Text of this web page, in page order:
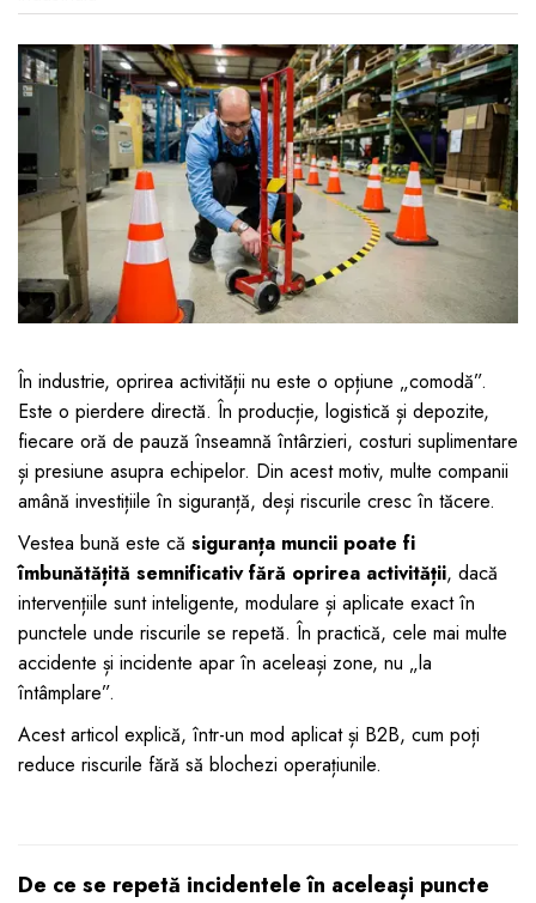
Produse de protecție
mobilier industrial
Bandă avertizare
Accesorii Cărucioare
Set protecții copii
Scaune auto copii
Siguranță auto copii
Tapet protector perete
camera copiilor
Incălzitoare biberoane
Termosuri, recipiente
mâncare pentru copii
Suzete bebe
Termometre copii
Căști antifonice copii și
dopuri de urechi
Produse îngrijire copii
Igiena copii
Jocuri de familie sau grup
Masinute, avioane,
motociclete
Jocuri de pictura si desen
Jucarii muzicale
Jucării educative copii
Biciclete și Triciclete
În industrie, oprirea activității nu este o opțiune „comodă”.
Este o pierdere directă. În producție, logistică și depozite,
fiecare oră de pauză înseamnă întârzieri, costuri suplimentare
și presiune asupra echipelor. Din acest motiv, multe companii
amână investițiile în siguranță, deși riscurile cresc în tăcere.
Vestea bună este că siguranța muncii poate fi
îmbunătățită semnificativ fără oprirea activității, dacă
intervențiile sunt inteligente, modulare și aplicate exact în
punctele unde riscurile se repetă. În practică, cele mai multe
accidente și incidente apar în aceleași zone, nu „la
întâmplare”.
Acest articol explică, într-un mod aplicat și B2B, cum poți
reduce riscurile fără să blochezi operațiunile.
De ce se repetă incidentele în aceleași puncte